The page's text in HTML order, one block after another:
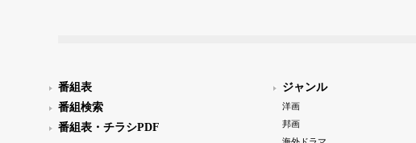
番組表
番組検索
番組表・チラシPDF
ジャンル
洋画
邦画